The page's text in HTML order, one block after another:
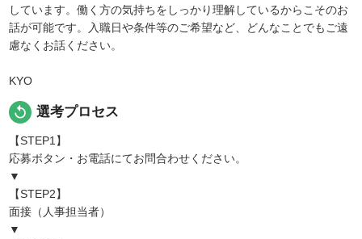
しています。働く方の気持ちをしっかり理解しているからこそのお
話が可能です。入職日や条件等のご希望など、どんなことでもご遠
慮なくお話ください。
KYO
replay 選考プロセス
【STEP1】
応募ボタン・お電話にてお問合わせください。
▼
【STEP2】
面接（人事担当者）
▼